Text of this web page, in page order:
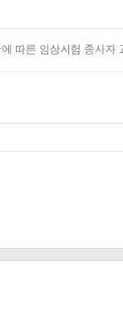
에 따른 임상시험 종사자